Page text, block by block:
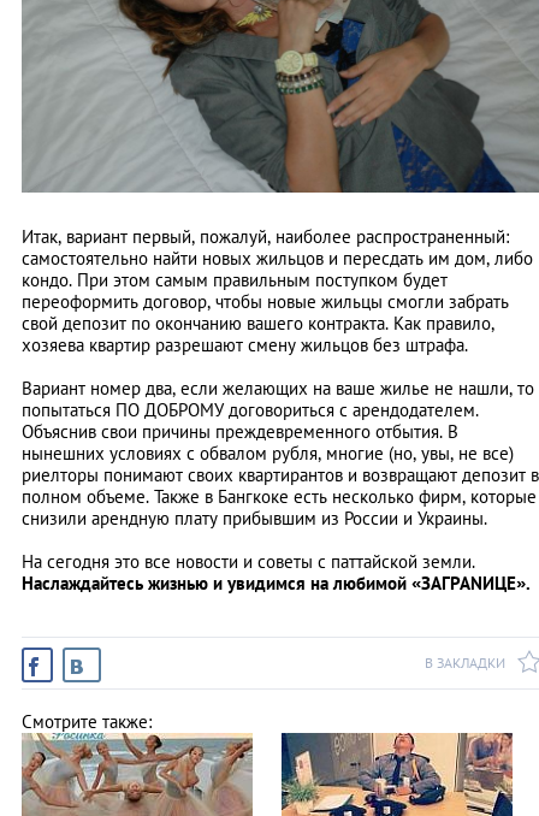
Итак, вариант первый, пожалуй, наиболее распространенный:
самостоятельно найти новых жильцов и пересдать им дом, либо
кондо. При этом самым правильным поступком будет
переоформить договор, чтобы новые жильцы смогли забрать
свой депозит по окончанию вашего контракта. Как правило,
хозяева квартир разрешают смену жильцов без штрафа.
Вариант номер два, если желающих на ваше жилье не нашли, то
попытаться ПО ДОБРОМУ договориться с арендодателем.
Объяснив свои причины преждевременного отбытия. В
нынешних условиях с обвалом рубля, многие (но, увы, не все)
риелторы понимают своих квартирантов и возвращают депозит в
полном объеме. Также в Бангкоке есть несколько фирм, которые
снизили арендную плату прибывшим из России и Украины.
На сегодня это все новости и советы с паттайской земли.
Наслаждайтесь жизнью и увидимся на любимой «ЗАГРАNИЦЕ».
В ЗАКЛАДКИ
Смотрите также: